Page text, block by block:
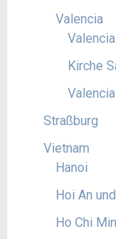
Valencia
Kirche
Straßburg
Vietnam
Hanoi
Hoi An
Ho Chi